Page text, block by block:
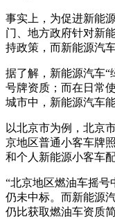
事实上，为促进新能
门、地方政府针对新
持政策，而新能源汽
据了解，新能源汽车“
号牌资质；而在日常
城市中，新能源汽车
以北京市为例，北京
京地区普通小客车牌
和个人新能源小客车
“北京地区燃油车摇
仍未中标。而新能源
仍比获取燃油车资质